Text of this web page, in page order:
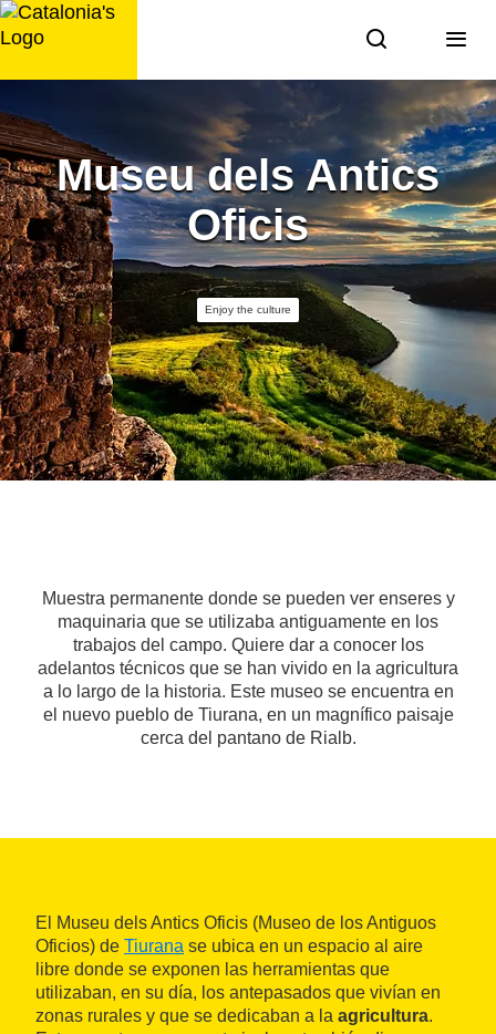
Skip
to
Museu dels Antics
Oficis
Enjoy the culture
Muestra permanente donde se pueden ver enseres y
maquinaria que se utilizaba antiguamente en los
trabajos del campo. Quiere dar a conocer los
adelantos técnicos que se han vivido en la agricultura
a lo largo de la historia. Este museo se encuentra en
el nuevo pueblo de Tiurana, en un magnífico paisaje
cerca del pantano de Rialb.
El Museu dels Antics Oficis (Museo de los Antiguos
Oficios) de Tiurana se ubica en un espacio al aire
libre donde se exponen las herramientas que
utilizaban, en su día, los antepasados que vivían en
zonas rurales y que se dedicaban a la agricultura.